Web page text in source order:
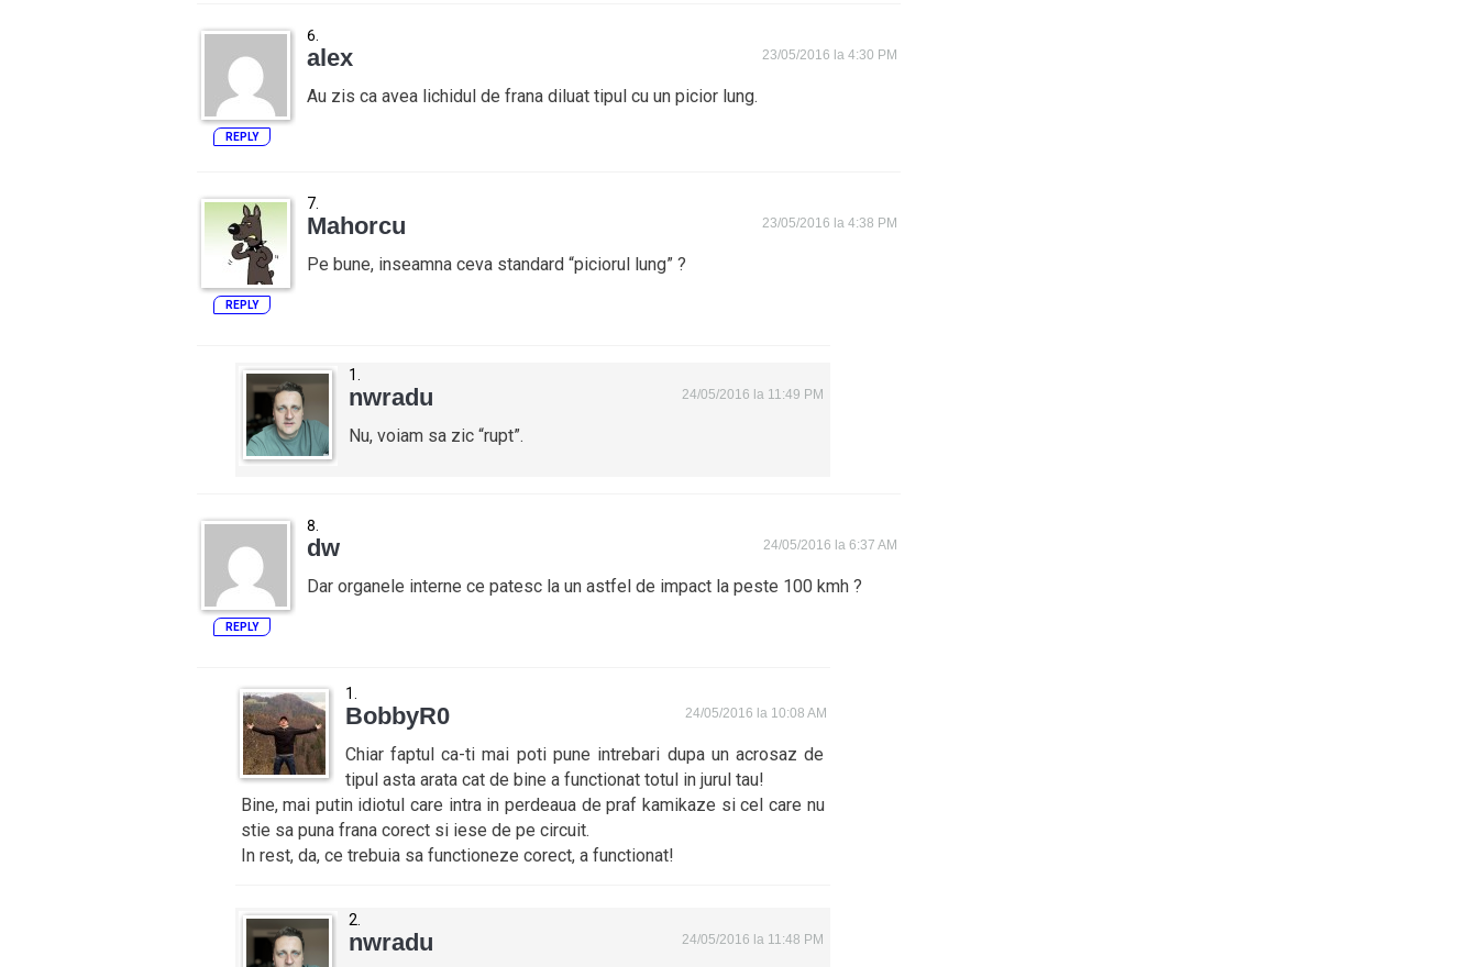
alex 23/05/2016 la 4:30 PM
Au zis ca avea lichidul de frana diluat tipul cu un picior lung.
REPLY
Mahorcu 23/05/2016 la 4:38 PM
Pe bune, inseamna ceva standard “piciorul lung” ?
REPLY
nwradu 24/05/2016 la 11:49 PM
Nu, voiam sa zic “rupt”.
dw 24/05/2016 la 6:37 AM
Dar organele interne ce patesc la un astfel de impact la peste 100 kmh ?
REPLY
BobbyR0 24/05/2016 la 10:08 AM
Chiar faptul ca-ti mai poti pune intrebari dupa un acrosaz de
tipul asta arata cat de bine a functionat totul in jurul tau!
Bine, mai putin idiotul care intra in perdeaua de praf kamikaze si cel care nu
stie sa puna frana corect si iese de pe circuit.
In rest, da, ce trebuia sa functioneze corect, a functionat!
nwradu 24/05/2016 la 11:48 PM